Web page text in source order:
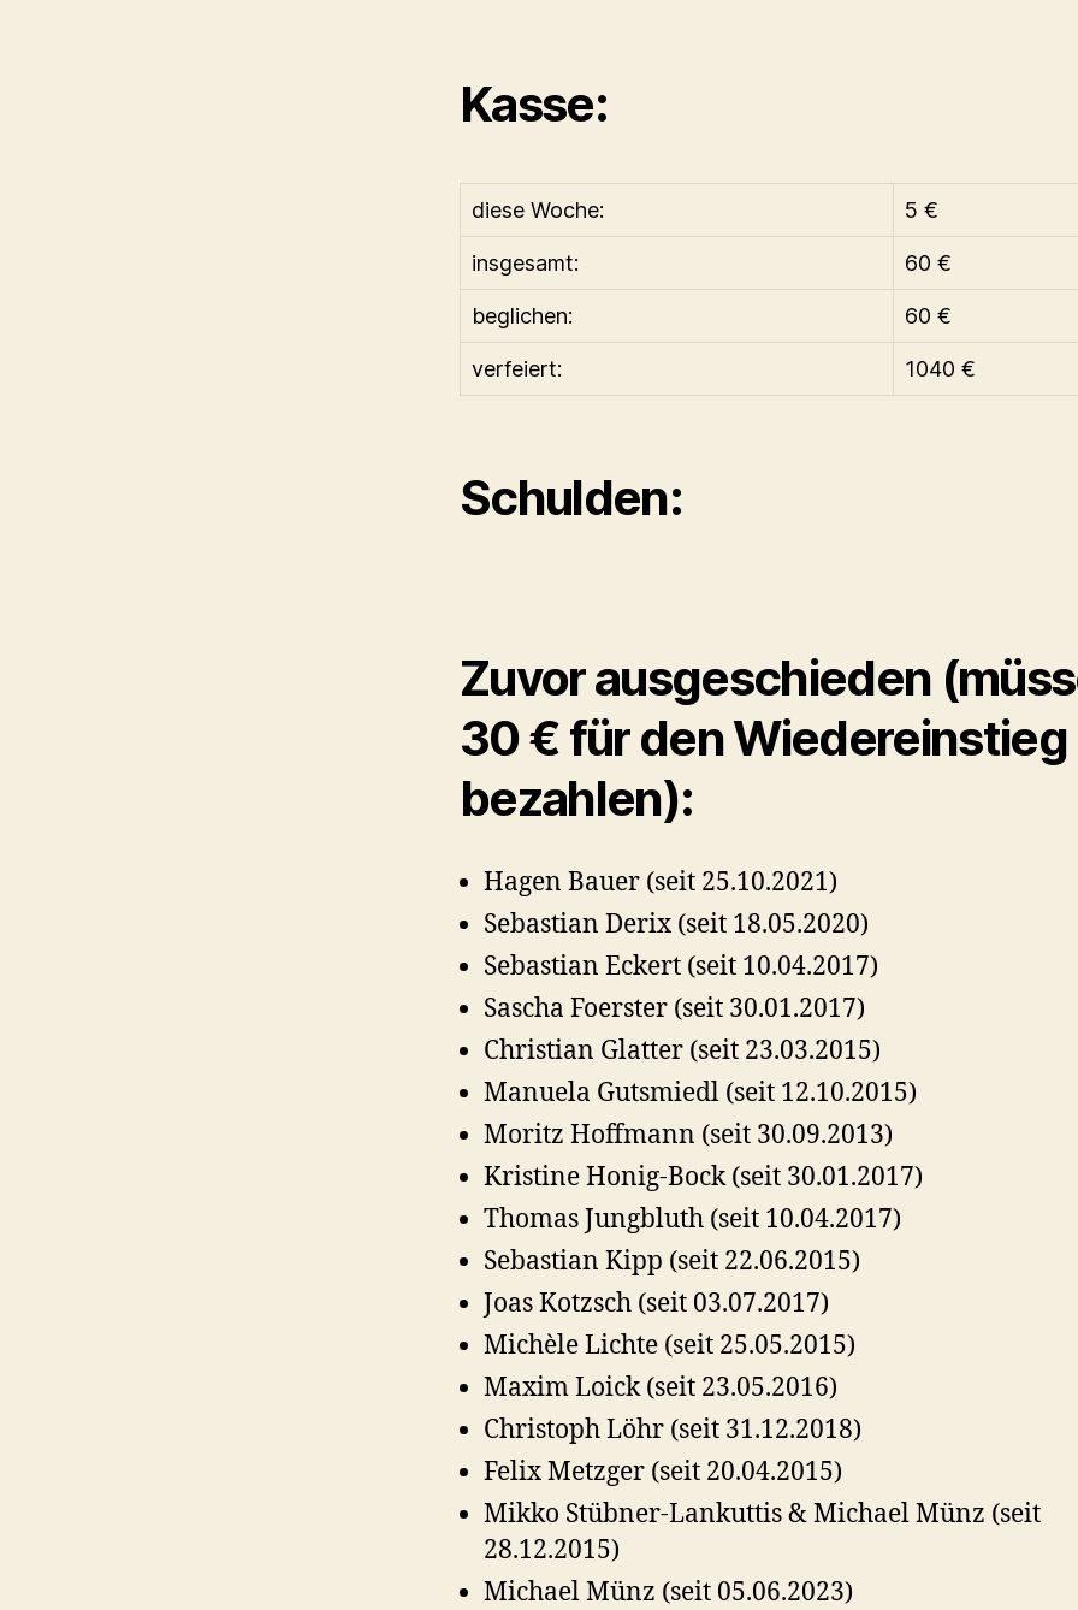
Kasse:
diese Woche: 5 €
insgesamt: 60 €
beglichen: 60 €
verfeiert: 1040 €
Schulden:
Zuvor ausgeschieden
30 € für den Wiedereinstieg
bezahlen):
Hagen Bauer (seit 25.10.2021)
Sebastian Derix (seit 18.05.2020)
Sebastian Eckert (seit 10.04.2017)
Sascha Foerster (seit 30.01.2017)
Christian Glatter (seit 23.03.2015)
Manuela Gutsmiedl (seit 12.10.2015)
Moritz Hoffmann (seit 30.09.2013)
Kristine Honig-Bock (seit 30.01.2017)
Thomas Jungbluth (seit 10.04.2017)
Sebastian Kipp (seit 22.06.2015)
Joas Kotzsch (seit 03.07.2017)
Michèle Lichte (seit 25.05.2015)
Maxim Loick (seit 23.05.2016)
Christoph Löhr (seit 31.12.2018)
Felix Metzger (seit 20.04.2015)
Mikko Stübner-Lankuttis & Michael Münz (seit
28.12.2015)
Michael Münz (seit 05.06.2023)